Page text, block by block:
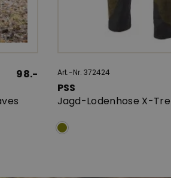
98.-
Art.-Nr. 372424
PSS
Jagd-Lodenhose X-